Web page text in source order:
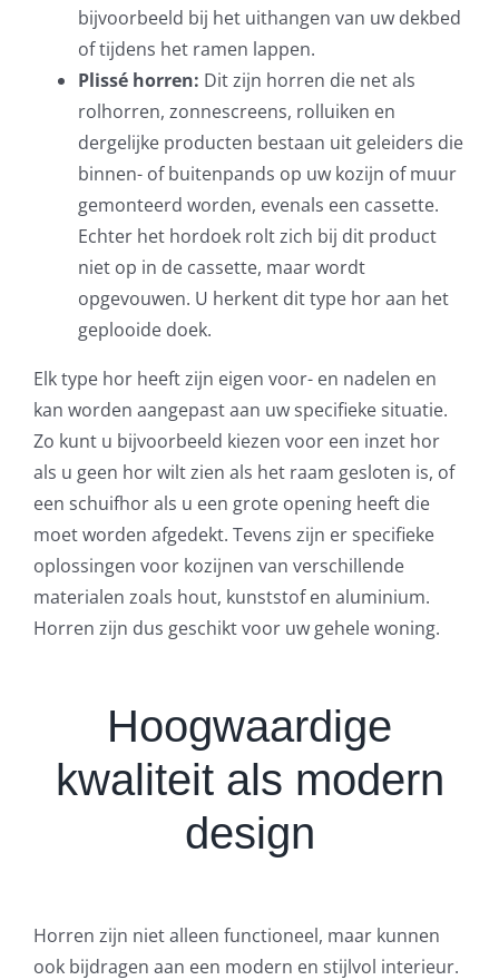
bijvoorbeeld bij het uithangen van uw dekbed
of tijdens het ramen lappen.
Plissé horren: Dit zijn horren die net als
rolhorren, zonnescreens, rolluiken en
dergelijke producten bestaan uit geleiders die
binnen- of buitenpands op uw kozijn of muur
gemonteerd worden, evenals een cassette.
Echter het hordoek rolt zich bij dit product
niet op in de cassette, maar wordt
opgevouwen. U herkent dit type hor aan het
geplooide doek.
Elk type hor heeft zijn eigen voor- en nadelen en
kan worden aangepast aan uw specifieke situatie.
Zo kunt u bijvoorbeeld kiezen voor een inzet hor
als u geen hor wilt zien als het raam gesloten is, of
een schuifhor als u een grote opening heeft die
moet worden afgedekt. Tevens zijn er specifieke
oplossingen voor kozijnen van verschillende
materialen zoals hout, kunststof en aluminium.
Horren zijn dus geschikt voor uw gehele woning.
Hoogwaardige
kwaliteit als modern
design
Horren zijn niet alleen functioneel, maar kunnen
ook bijdragen aan een modern en stijlvol interieur.